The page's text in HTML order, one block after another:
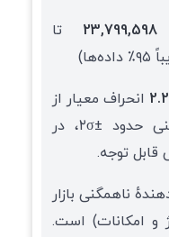
23,799,598 تا
انحراف معیار از
میانگین فاصله دارند — یعنی حدود ±۲σ، در
قابل توجه.
ناهمگنی بازار
و امکانات) است.